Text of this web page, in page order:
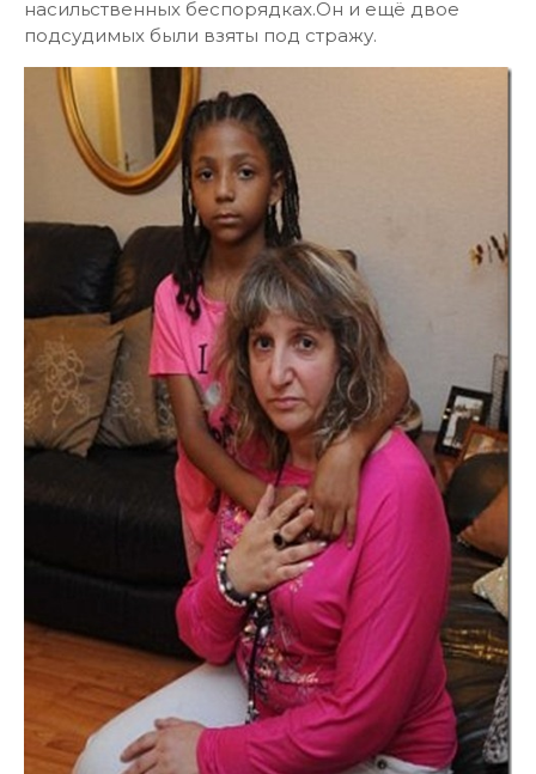
насильственных беспорядках.Он и ещё двое
подсудимых были взяты под стражу.